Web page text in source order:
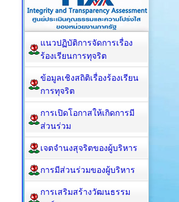
แนวปฏิบัติการจัดการเรื่อง
ร้องเรียนการทุจริต
ข้อมูลเชิงสถิติเรื่องร้องเรียน
การทุจริต
การเปิดโอกาสให้เกิดการมี
ส่วนร่วม
เจตจำนงสุจริตของผู้บริหาร
การมีส่วนร่วมของผู้บริหาร
การเสริมสร้างวัฒนธรรม